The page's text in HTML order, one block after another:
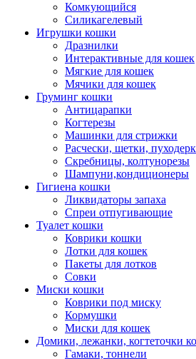
Комкующийся
Силикагелевый
Игрушки кошки
Дразнилки
Интерактивные для кошек
Мягкие для кошек
Мячики для кошек
Груминг кошки
Антицарапки
Когтерезы
Машинки для стрижки
Расчески, щетки,
Скребницы, колтунорезы
Шампуни,кондиционеры
Гигиена кошки
Ликвидаторы запаха
Спреи отпугивающие
Туалет кошки
Коврики кошки
Лотки для кошек
Пакеты для лотков
Совки
Миски кошки
Коврики под миску
Кормушки
Миски для кошек
Домики, лежанки, когтеточки
Гамаки, тоннели